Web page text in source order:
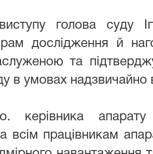
голова суду
дослідження й
та
в умовах надзвичайно
керівника
всім працівникам